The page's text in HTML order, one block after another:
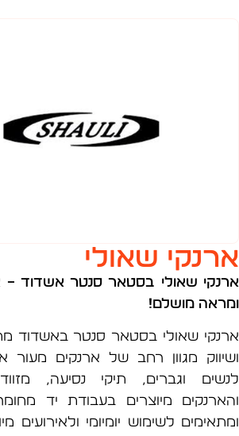
שאולי
שאולי בסטאר סנטר אשדוד –
מושלם!
שאולי בסטאר סנטר באשדוד
מגוון רחב של ארנקים מעור
וגברים, תיקי נסיעה,
מיוצרים בעבודת יד מחומרים
לשימוש יומיומי ולאירועים